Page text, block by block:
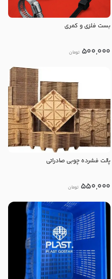
بست فلزی و کمری
500,000 تومان
پالت فشرده چوبی صادراتی
550,000 تومان